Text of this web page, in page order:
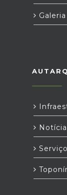
Galeria